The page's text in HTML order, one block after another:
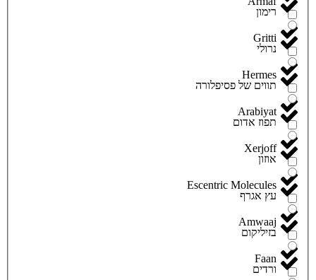
Gritti
Hermes
Arabiyat
Xerjoff
Escentric Molecules
Amwaaj
Faan
רימון
נרולי
תווים של פסיפלורה
תפוז אדום
אוזון
עץ אגרף
בזיליקום
ורדים